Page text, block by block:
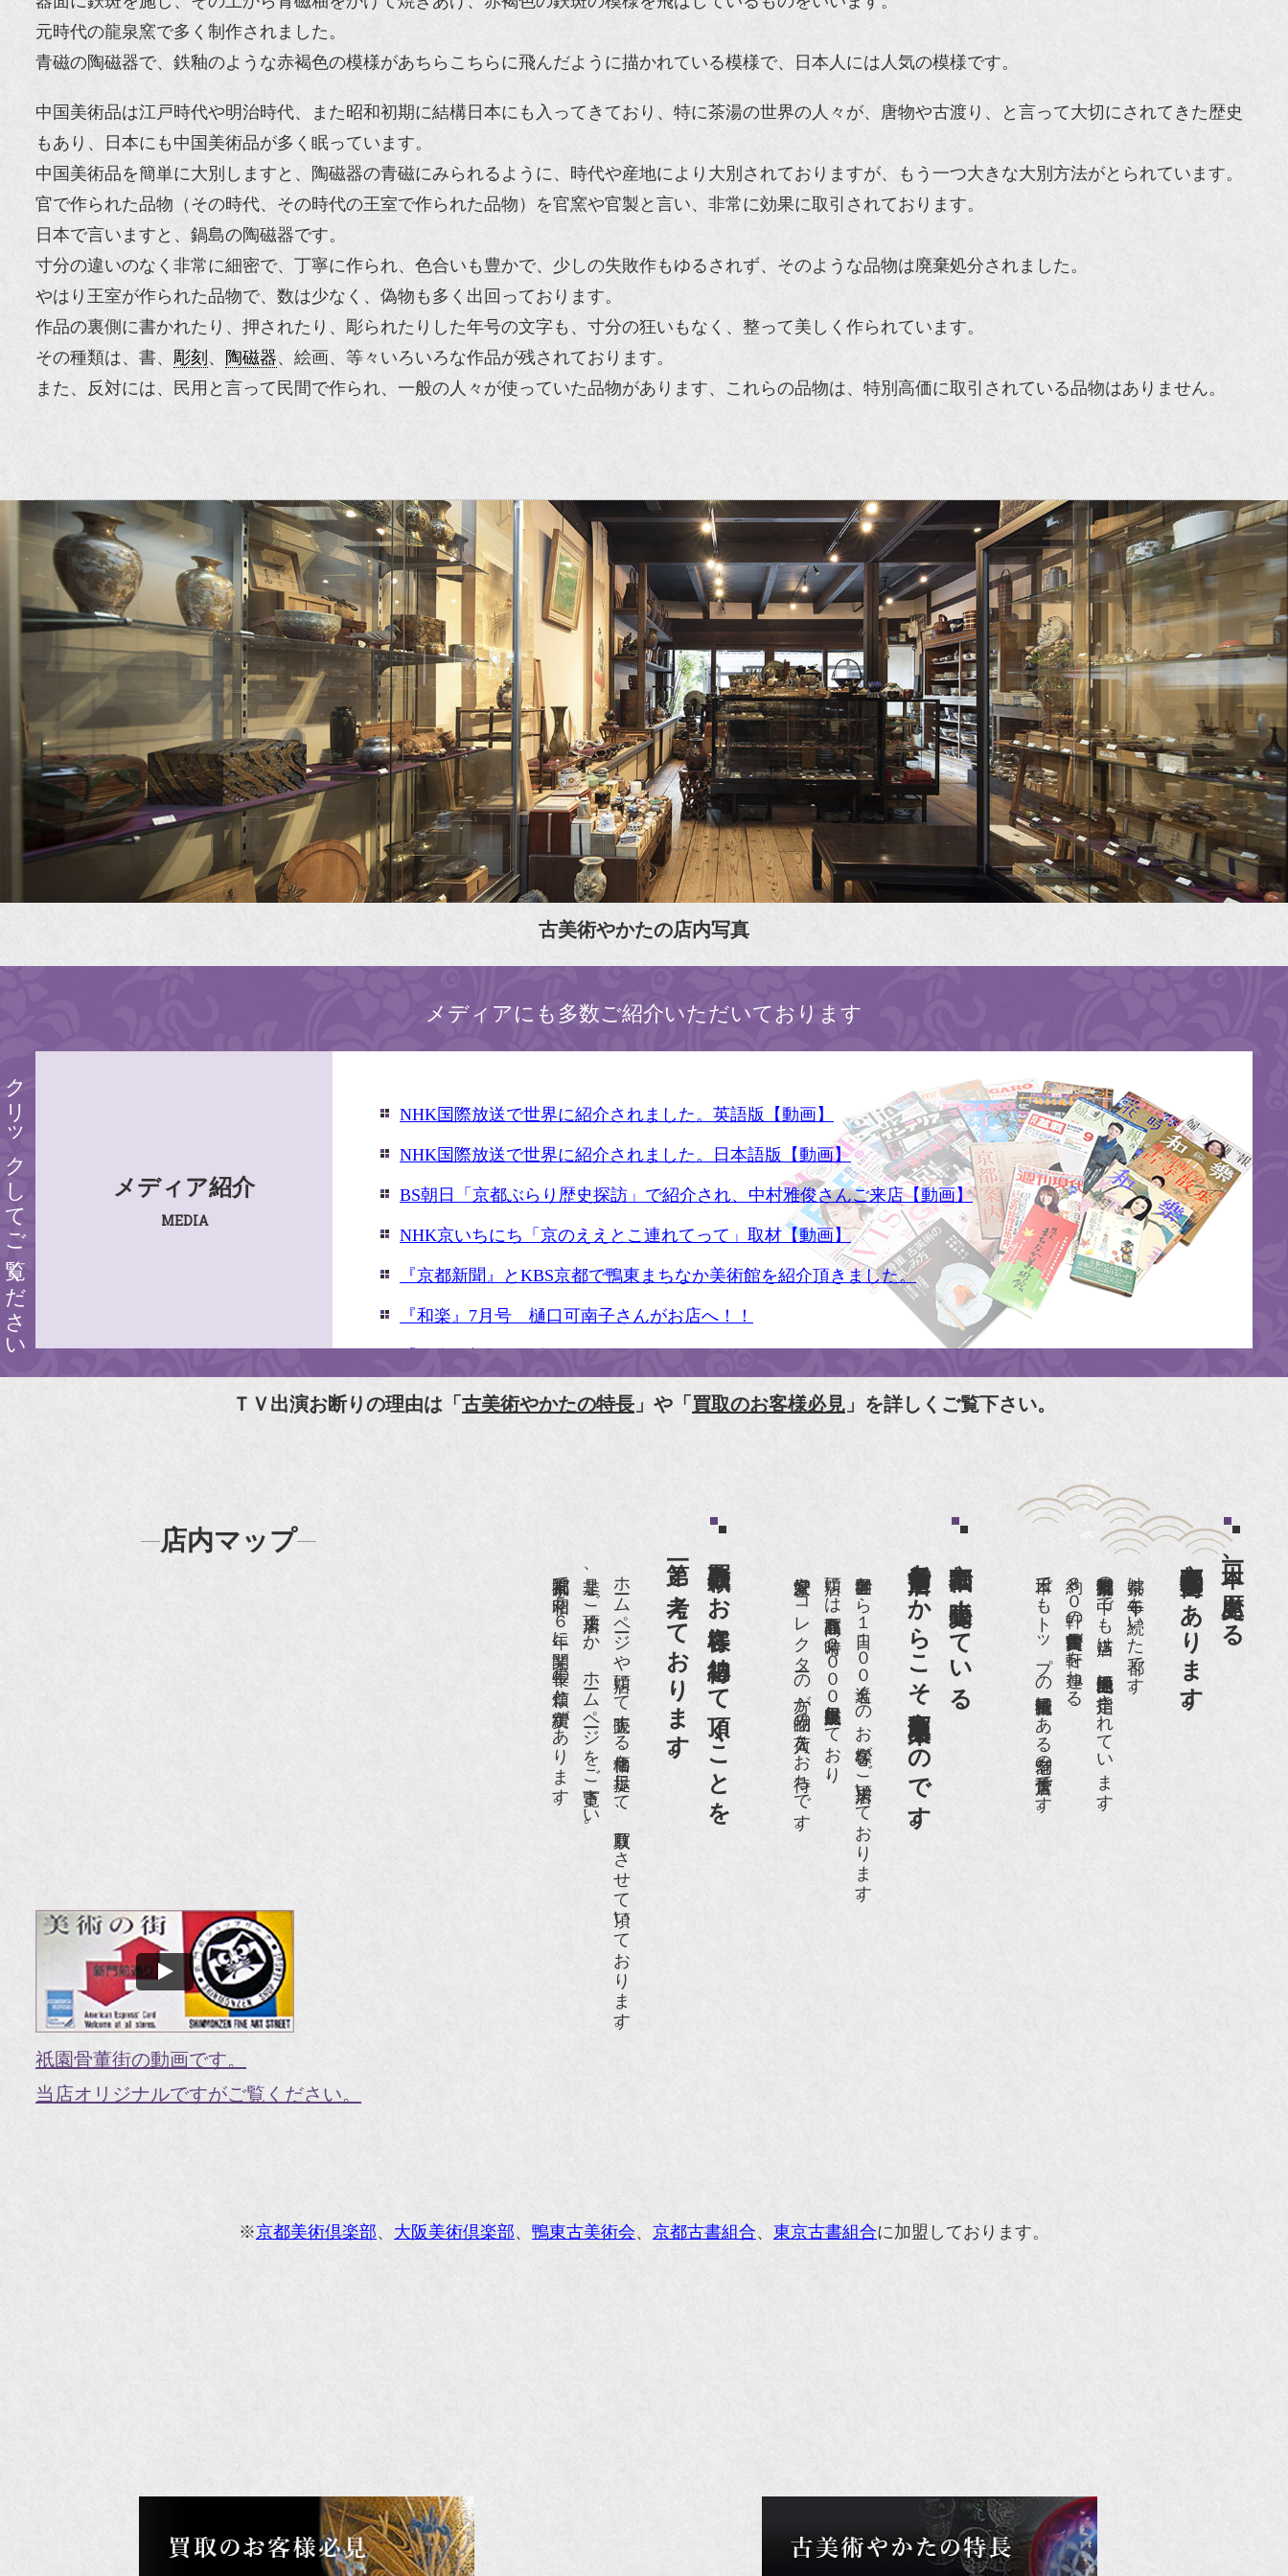
元時代の龍泉窯で多く制作されました。
青磁の陶磁器で、鉄釉のような赤褐色の模様があちらこちらに飛んだように描かれている模様で、日本人には人気の模様です。
中国美術品は江戸時代や明治時代、また昭和初期に結構日本にも入ってきており、特に茶湯の世界の人々が、唐物や古渡り、と言って大切にされてきた歴史
もあり、日本にも中国美術品が多く眠っています。
中国美術品を簡単に大別しますと、陶磁器の青磁にみられるように、時代や産地により大別されておりますが、もう一つ大きな大別方法がとられています。
官で作られた品物（その時代、その時代の王室で作られた品物）を官窯や官製と言い、非常に効果に取引されております。
日本で言いますと、鍋島の陶磁器です。
寸分の違いのなく非常に細密で、丁寧に作られ、色合いも豊かで、少しの失敗作もゆるされず、そのような品物は廃棄処分されました。
やはり王室が作られた品物で、数は少なく、偽物も多く出回っております。
作品の裏側に書かれたり、押されたり、彫られたりした年号の文字も、寸分の狂いもなく、整って美しく作られています。
その種類は、書、 彫刻 、 陶磁器、絵画、等々いろいろな作品が残されております。
また、反対には、民用と言って民間で作られ、一般の人々が使っていた品物があります、これらの品物は、特別高価に取引されている品物はありません。
古美術やかたの店内写真
メディアにも多数ご紹介いただいております
クリックしてご覧ください メディア紹介
MEDIA
NHK国際放送で世界に紹介されました。英語版【動画】
NHK国際放送で世界に紹介されました。日本語版【動画】
BS朝日「京都ぶらり歴史探訪」で紹介され、中村雅俊さんご来店【動画】
NHK京いちにち「京のええとこ連れてって」取材【動画】
『京都新聞』とKBS京都で鴨東まちなか美術館を紹介頂きました。
『和楽』7月号 樋口可南子さんがお店へ！！
『樋口可南子の古寺散歩』（5月17日発行）
『FIGARO japon』12月号
『mr partner』2011年2月号
2009年11月 『週刊現代』2009年11月28日号
『Hanako WEST』4月号
『骨董古美術の愉しみ方』（4月16日発行）
『ORANGE travel』2006年 SUMMER
国際交流サービス協会に2017年6月７日紹介頂きました。
『花時間』7月号
ＴＶ出演お断りの理由は「 古美術やかたの特長 」や「 買取のお客様必見 」を詳しくご覧下さい。
店内マップ
祇園骨董街の動画です。
当店オリジナルですがご覧ください。
日本一、歴史ある
京都祇園骨董街にあります。
京都は千年も続いた都です。
京都祇園骨董街の中でも当店は、歴史的保全地区に指定されています。
約８０軒の古美術骨董商が軒を連ねる、
日本でもトップの祇園骨董街にある老舗の骨董店です。
京都祇園で小売販売している
老舗骨董店だからこそ高価買取出来るのです。
世界各国から１日１００名近くのお客様がご来店頂いております。
店頭には買取商品を常時２０００点以上展示販売しており、
愛好家やコレクターの方が品物の入荷をお待ちです。
買取依頼のお客様に納得して頂くことを
第一と考えております。
ホームページや店頭にて販売する価格を提示して、買取りさせて頂いております。
是非、ご来店頂くか、ホームページをご覧下さい。
京都祇園で昭和５６年に開業、長年の信頼と実績があります。
※京都美術倶楽部、 大阪美術倶楽部、 鴨東古美術会、 京都古書組合、 東京古書組合に加盟しております。